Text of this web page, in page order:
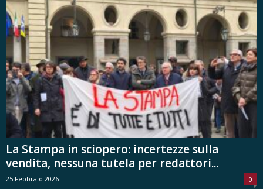
La Stampa in sciopero: incertezze sulla
vendita, nessuna tutela per redattori...
25 Febbraio 2026
0